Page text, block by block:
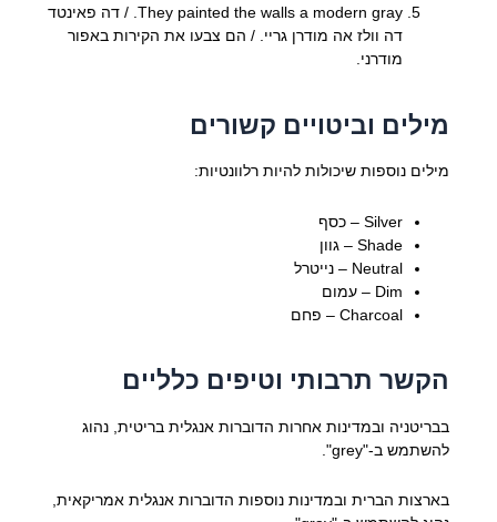
They painted the walls a modern gray. / דה פאינטד
דה וולז אה מודרן גריי. / הם צבעו את הקירות באפור
מודרני.
מילים וביטויים קשורים
מילים נוספות שיכולות להיות רלוונטיות:
Silver – כסף
Shade – גוון
Neutral – נייטרל
Dim – עמום
Charcoal – פחם
הקשר תרבותי וטיפים כלליים
בבריטניה ובמדינות אחרות הדוברות אנגלית בריטית, נהוג
להשתמש ב-"grey".
בארצות הברית ובמדינות נוספות הדוברות אנגלית אמריקאית,